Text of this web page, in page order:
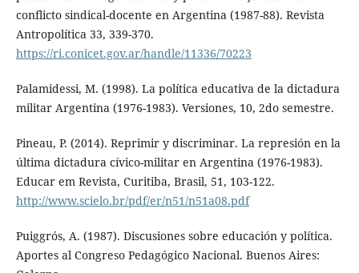
conflicto sindical-docente en Argentina (1987-88). Revista
Antropolítica 33, 339-370.
https://ri.conicet.gov.ar/handle/11336/70223
Palamidessi, M. (1998). La política educativa de la dictadura
militar Argentina (1976-1983). Versiones, 10, 2do semestre.
Pineau, P. (2014). Reprimir y discriminar. La represión en la
última dictadura cívico-militar en Argentina (1976-1983).
Educar em Revista, Curitiba, Brasil, 51, 103-122.
http://www.scielo.br/pdf/er/n51/n51a08.pdf
Puiggrós, A. (1987). Discusiones sobre educación y política.
Aportes al Congreso Pedagógico Nacional. Buenos Aires: